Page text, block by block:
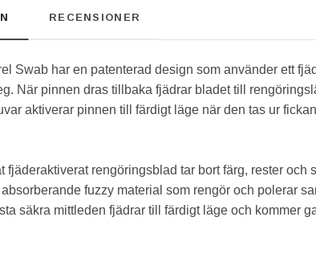
RECENSIONER
Swab har en patenterad design som använder ett
När pinnen dras tillbaka fjädrar bladet till
aktiverar pinnen till färdigt läge när den tas ur
fjäderaktiverat rengöringsblad tar bort färg, rester och
fuzzy material som rengör och polerar
säkra mittleden fjädrar till färdigt läge och kommer